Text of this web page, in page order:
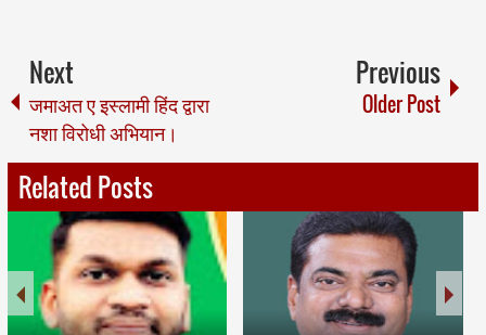
Next
जमाअत ए इस्लामी हिंद द्वारा
नशा विरोधी अभियान।
Previous
Older Post
Related Posts